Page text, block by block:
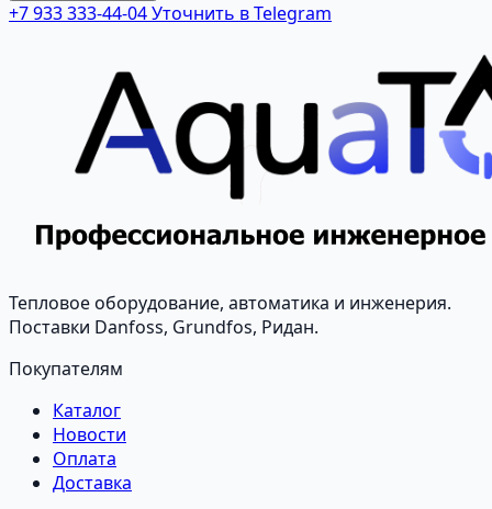
+7 933 333-44-04Уточнить в Telegram
Тепловое оборудование, автоматика и инженерия.
Поставки Danfoss, Grundfos, Ридан.
Покупателям
Каталог
Новости
Оплата
Доставка